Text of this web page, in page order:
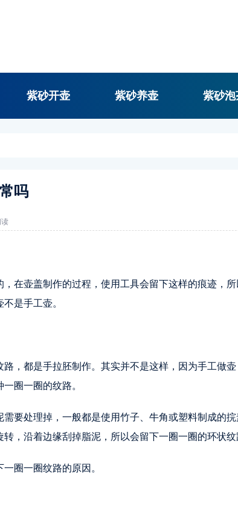
紫砂开壶 紫砂养壶 紫砂泡
吗
在壶盖制作的过程，使用工具会留下这样的痕迹，
是手工壶。
，都是手拉胚制作。其实并不是这样，因为手工做
圈一圈的纹路。
要处理掉，一般都是使用竹子、牛角或塑料制成的
，沿着边缘刮掉脂泥，所以会留下一圈一圈的环状纹
圈一圈纹路的原因。